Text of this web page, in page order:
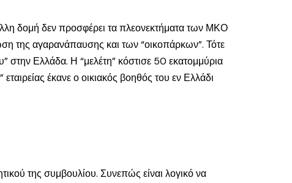
δομή δεν προσφέρει τα πλεονεκτήματα των ΜΚΟ
της αγαρανάπαυσης και των “οικοπάρκων”. Τότε
στην Ελλάδα. Η “μελέτη” κόστισε 50 εκατομμύρια
έκανε ο οικιακός βοηθός του εν Ελλάδι
της συμβουλίου. Συνεπώς είναι λογικό να